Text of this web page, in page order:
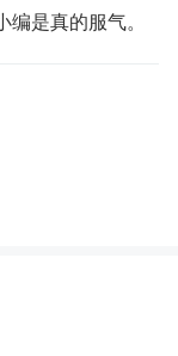
是真的服气。